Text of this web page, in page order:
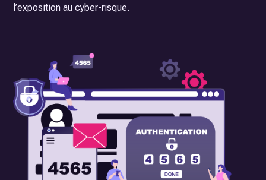
l’exposition au cyber-risque.